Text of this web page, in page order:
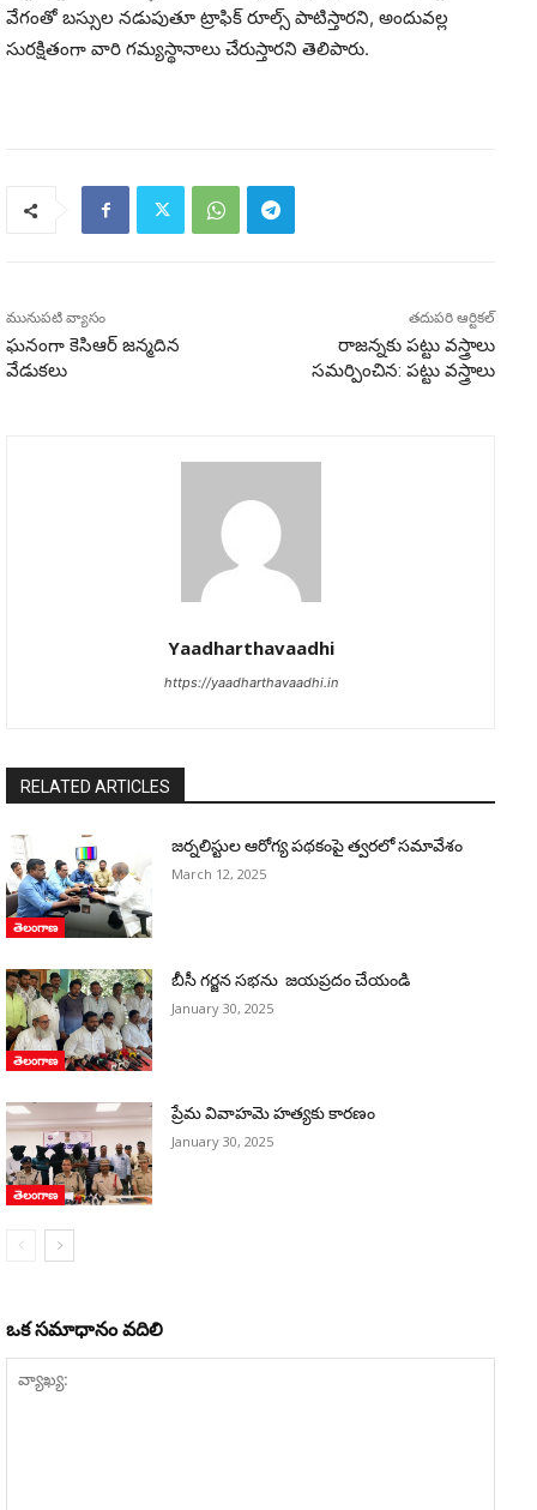
వేగంతో బస్సుల నడుపుతూ ట్రాఫిక్ రూల్స్ పాటిస్తారని, అందువల్ల
సురక్షితంగా వారి గమ్యస్థానాలు చేరుస్తారని తెలిపారు.
మునుపటి వ్యాసం
ఘనంగా కెసిఆర్ జన్మదిన
వేడుకలు
తదుపరి ఆర్టికల్
రాజన్నకు పట్టు వస్త్రాలు
సమర్పించిన: పట్టు వస్త్రాలు
Yaadharthavaadhi
https://yaadharthavaadhi.in
RELATED ARTICLES
తెలంగాణ
జర్నలిస్టుల ఆరోగ్య పథకంపై త్వరలో సమావేశం
March 12, 2025
తెలంగాణ
బీసీ గర్జన సభను జయప్రదం చేయండి
January 30, 2025
తెలంగాణ
ప్రేమ వివాహమె హత్యకు కారణం
January 30, 2025
ఒక సమాధానం వదిలి